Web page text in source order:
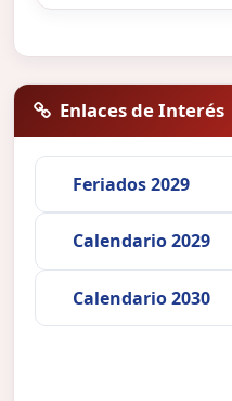
Enlaces de Interés
Feriados 2029
Calendario 2029
Calendario 2030